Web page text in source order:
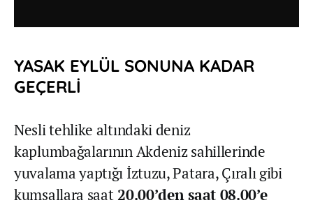
YASAK EYLÜL SONUNA KADAR
GEÇERLİ
Nesli tehlike altındaki deniz
kaplumbağalarının Akdeniz sahillerinde
yuvalama yaptığı İztuzu, Patara, Çıralı gibi
kumsallara saat20.00’den saat 08.00’e